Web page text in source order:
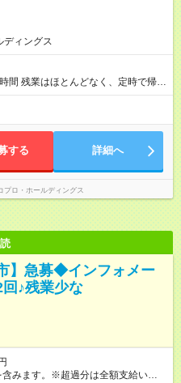
ディングス
で帰れ
日の業務は進捗管理や事務が中心な
が終われば、自然と区切りをつけ
する 詳細へ
プロ・ホールディングス
】急募◆インフォメー
♪残業少な
みます。※超過分は全額支給いたし